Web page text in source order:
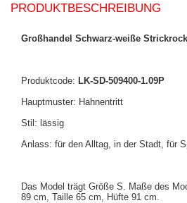
PRODUKTBESCHREIBUNG
Großhandel Schwarz-weiße
Produktcode: LK-SD-509400-1.09P
Hauptmuster: Hahnentritt
Stil: lässig
Anlass: für den Alltag, in der Stadt, für
Das Model trägt Größe S. Maße des
89 cm, Taille 65 cm, Hüfte 91 cm.